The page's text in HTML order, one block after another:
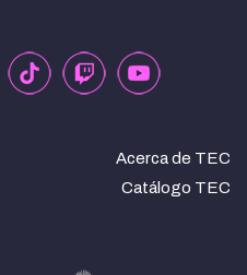
Acerca de TEC
Catálogo TEC